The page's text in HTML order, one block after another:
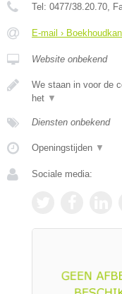
Tel: 0477/38.20.70 ,
E-mail ›
Website onbekend
We staan in voor de
het ▼
Diensten onbekend
Openingstijden ▼
Sociale media: